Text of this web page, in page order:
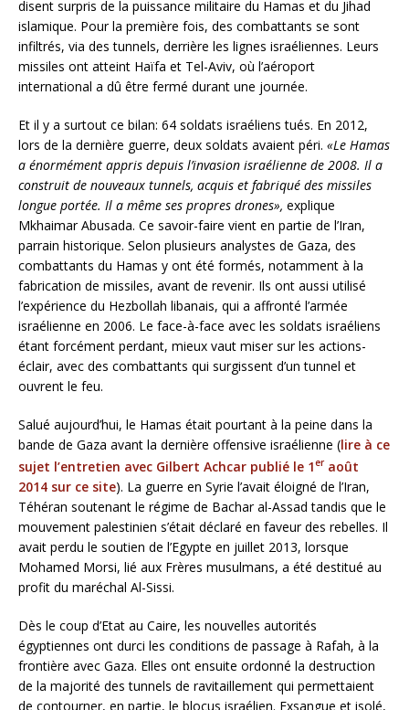
disent surpris de la puissance militaire du Hamas et du Jihad
islamique. Pour la première fois, des combattants se sont
infiltrés, via des tunnels, derrière les lignes israéliennes. Leurs
missiles ont atteint Haïfa et Tel-Aviv, où l’aéroport
international a dû être fermé durant une journée.
Et il y a surtout ce bilan: 64 soldats israéliens tués. En 2012,
lors de la dernière guerre, deux soldats avaient péri. «Le Hamas
a énormément appris depuis l’invasion israélienne de 2008. Il a
construit de nouveaux tunnels, acquis et fabriqué des missiles
longue portée. Il a même ses propres drones», explique
Mkhaimar Abusada. Ce savoir-faire vient en partie de l’Iran,
parrain historique. Selon plusieurs analystes de Gaza, des
combattants du Hamas y ont été formés, notamment à la
fabrication de missiles, avant de revenir. Ils ont aussi utilisé
l’expérience du Hezbollah libanais, qui a affronté l’armée
israélienne en 2006. Le face-à-face avec les soldats israéliens
étant forcément perdant, mieux vaut miser sur les actions-
éclair, avec des combattants qui surgissent d’un tunnel et
ouvrent le feu.
Salué aujourd’hui, le Hamas était pourtant à la peine dans la
bande de Gaza avant la dernière offensive israélienne (lire à ce
sujet l’entretien avec Gilbert Achcar publié le 1eraoût
2014 sur ce site). La guerre en Syrie l’avait éloigné de l’Iran,
Téhéran soutenant le régime de Bachar al-Assad tandis que le
mouvement palestinien s’était déclaré en faveur des rebelles. Il
avait perdu le soutien de l’Egypte en juillet 2013, lorsque
Mohamed Morsi, lié aux Frères musulmans, a été destitué au
profit du maréchal Al-Sissi.
Dès le coup d’Etat au Caire, les nouvelles autorités
égyptiennes ont durci les conditions de passage à Rafah, à la
frontière avec Gaza. Elles ont ensuite ordonné la destruction
de la majorité des tunnels de ravitaillement qui permettaient
de contourner, en partie, le blocus israélien. Exsangue et isolé,